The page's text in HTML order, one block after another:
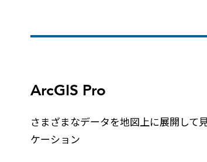
ArcGIS Pro
さまざまなデータを地図上に展開して
ケーション